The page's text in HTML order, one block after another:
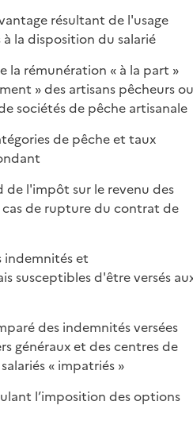
résultant de l'usage
la disposition du salarié
la rémunération « à la part »
» des artisans pêcheurs ou
sociétés de pêche artisanale
de pêche et taux
de l'impôt sur le revenu des
de rupture du contrat de
indemnités et
susceptibles d'être versés
des indemnités versées
généraux et des centres de
« impatriés »
l’imposition des options